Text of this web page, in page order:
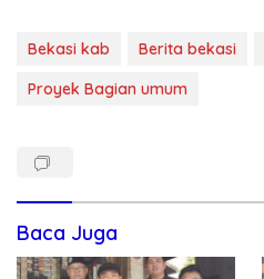
Bekasi kab Berita bekasi
Proyek Bagian umum
Baca Juga